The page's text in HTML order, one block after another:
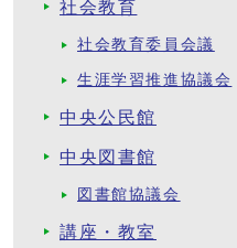
社会教育
社会教育委員会議
生涯学習推進協議会
中央公民館
中央図書館
図書館協議会
講座・教室